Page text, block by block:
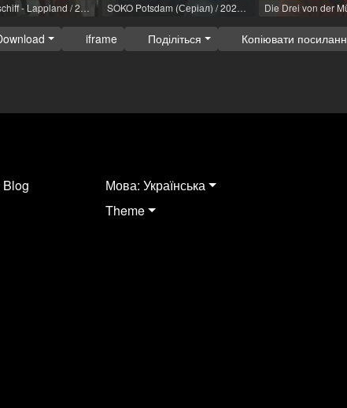
Das Traumschiff - Lappland / 2022 / R: Helmut Metzger SOKO Potsdam (Серіал) / 2023 / Роль: Saul Schlegel / R: Max Hegewald / ZDF
iframe Поділіться Копіювати
Мова: Українська
Theme